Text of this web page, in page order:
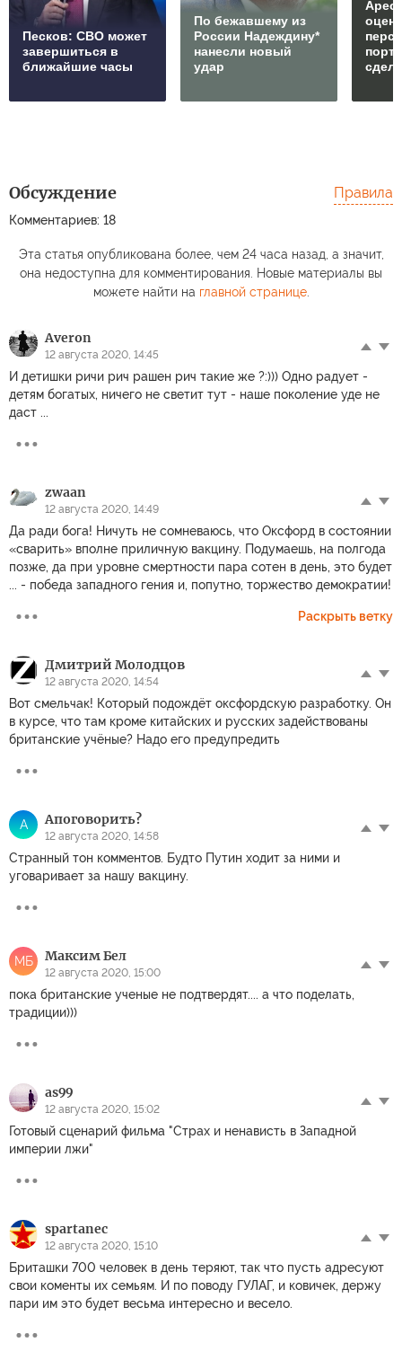
Песков: СВО может
завершиться в
ближайшие часы
По бежавшему из
России Надеждину*
нанесли новый
удар
Обсуждение
Комментариев: 18
Правила
Эта статья опубликована более, чем 24 часа назад, а значит,
она недоступна для комментирования. Новые материалы вы
можете найти на главной странице.
Averon
12 августа 2020, 14:45
И детишки ричи рич рашен рич такие же ?:))) Одно радует -
детям богатых, ничего не светит тут - наше поколение уде не
даст ...
zwaan
12 августа 2020, 14:49
Да ради бога! Ничуть не сомневаюсь, что Оксфорд в состоянии
«сварить» вполне приличную вакцину. Подумаешь, на полгода
позже, да при уровне смертности пара сотен в день, это будет
... - победа западного гения и, попутно, торжество демократии!
Раскрыть ветку
Дмитрий Молодцов
12 августа 2020, 14:54
Вот смельчак! Который подождёт оксфордскую разработку. Он
в курсе, что там кроме китайских и русских задействованы
британские учёные? Надо его предупредить
А Апоговорить?
12 августа 2020, 14:58
Странный тон комментов. Будто Путин ходит за ними и
уговаривает за нашу вакцину.
МБ Максим Бел
12 августа 2020, 15:00
пока британские ученые не подтвердят.... а что поделать,
традиции)))
as99
12 августа 2020, 15:02
Готовый сценарий фильма "Страх и ненависть в Западной
империи лжи"
spartanec
12 августа 2020, 15:10
Бриташки 700 человек в день теряют, так что пусть адресуют
свои коменты их семьям. И по поводу ГУЛАГ, и ковичек, держу
пари им это будет весьма интересно и весело.